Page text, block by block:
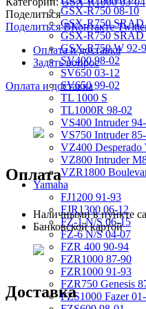
GSX-R750 08-10
GSX-R750 SRAD
GSX-R750 SRAD
GSX-R750 W 92-
SV400 98-02
SV650 03-12
SV650 99-02
TL 1000 S
TL1000R 98-02
VS400 Intruder
VS750 Intruder 85-
VZ400 Desperado
VZ800 Intruder
VZR1800
Yamaha
FJ1200 91-93
FJR1300 06-12
FZ-1 N/S 06-15
FZ-6 N/S 04-07
FZR 400 90-94
FZR1000 87-90
FZR1000 91-93
FZR750 Genesis
FZS1000 Fazer
Поделиться
Поделиться ВКонтакте
Оплата и доставка
Задать вопрос
Оплата и доставка
Оплата
Наличными в пункте
Банковской картой
Доставка